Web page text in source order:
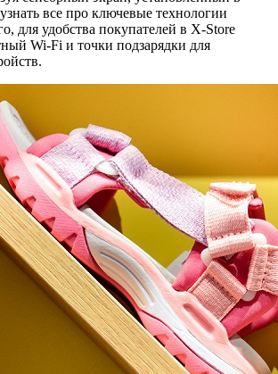
все про ключевые технологии
для удобства покупателей в X-Store
Wi-Fi и точки подзарядки для